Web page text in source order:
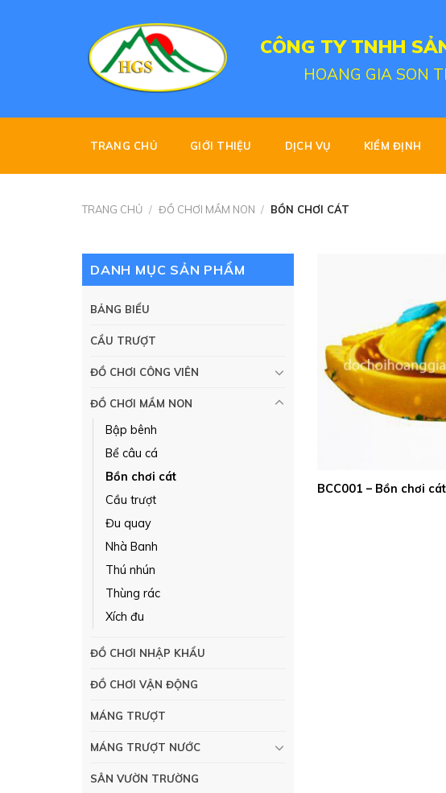
CÔNG TY TNHH
HOANG GIA SON
TRANG CHỦ GIỚI THIỆU DỊCH VỤ KIỂM ĐỊNH
TRANG CHỦ / ĐỒ CHƠI MẦM NON / BỒN CHƠI CÁT
DANH MỤC SẢN PHẨM
BẢNG BIỂU
CẦU TRƯỢT
ĐỒ CHƠI CÔNG VIÊN
ĐỒ CHƠI MẦM NON
Bập bênh
Bể câu cá
Bồn chơi cát
Cầu trượt
Đu quay
Nhà Banh
Thú nhún
Thùng rác
Xích đu
ĐỒ CHƠI NHẬP KHẨU
ĐỒ CHƠI VẬN ĐỘNG
MÁNG TRƯỢT
MÁNG TRƯỢT NƯỚC
SÂN VƯỜN TRƯỜNG
BCC001 – Bồn chơi